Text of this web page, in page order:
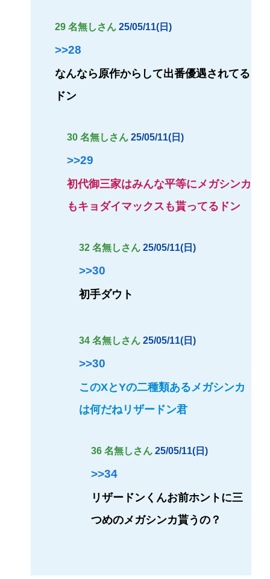
29 名無しさん 25/05/11(日)
>>28
なんなら原作からして出番優遇されてる
ドン
30 名無しさん 25/05/11(日)
>>29
初代御三家はみんな平等にメガシンカ
もキョダイマックスも貰ってるドン
32 名無しさん 25/05/11(日)
>>30
初手ダウト
34 名無しさん 25/05/11(日)
>>30
このXとYの二種類あるメガシンカ
は何だねリザードン君
36 名無しさん 25/05/11(日)
>>34
リザードンくんお前ホントに三
つめのメガシンカ貰うの？